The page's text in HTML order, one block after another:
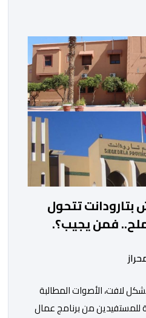
الانتخابية المنتظرة، في إطار
والانتقال من الوعود
[…]
بتارودانت تتحول
فمن يجيب؟.
لافت، الأصوات المطالبة
للمستفيدين من برنامج عمال